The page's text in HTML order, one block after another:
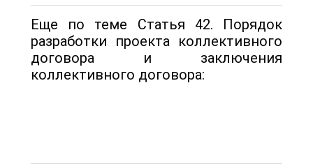
Еще по теме Статья 42. Порядок
разработки проекта коллективного
договора и заключения
коллективного договора: